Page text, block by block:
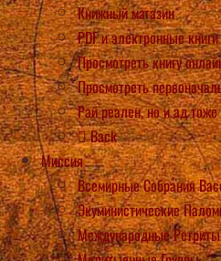
Книжный магазин
PDF и электронные книги
Просмотреть книгу
Просмотреть
Рай реален, но и ад тоже
Back
Миссия
Всемирные Собрания
Экуминистические
Международные Ретриты